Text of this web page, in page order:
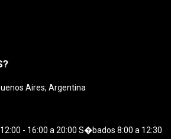
Aires, Argentina
- 16:00 a 20:00 S�bados 8:00 a 12:30